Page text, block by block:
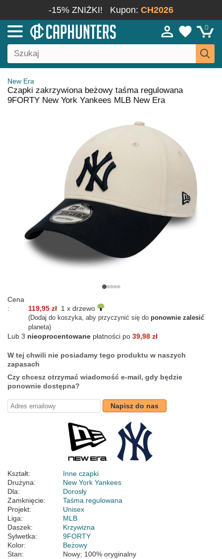
-15% ZNIŻKI! Kupon: CH2026
0
New Era
Czapki zakrzywiona beżowy taśma regulowana
9FORTY New York Yankees MLB New Era
Cena
:
119,95 zł 1 x drzewo
(Dodaj do koszyka, aby przyczynić się do ponownie zalesić
planeta)
Lub 3 nieoprocentowane płatności po 39,98 zł
W tej chwili nie posiadamy tego produktu w naszych
zapasach
Czy chcesz otrzymać wiadomość e-mail, gdy będzie
ponownie dostępna?
Napisz do nas
Kształt:
Inne czapki
Drużyna:
New York Yankees
Dla:
Dorosły
Zamknięcie:
Taśma regulowana
Projekt:
Unisex
Liga:
MLB
Daszek:
Krzywizna
Sylwetka:
9FORTY
Kolor:
Beżowy
Stan:
Nowy; 100% oryginalny